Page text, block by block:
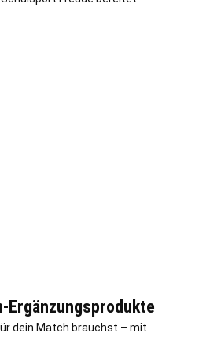
Ergänzungsprodukte
dein Match brauchst – mit